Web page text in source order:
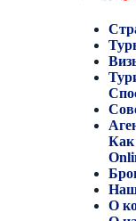
Как
О